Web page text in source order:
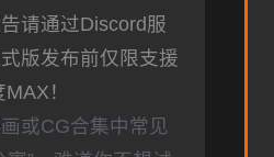
请通过Discord服
版发布前仅限支援
！
或CG合集中常见